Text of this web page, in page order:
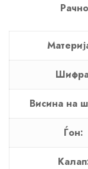
Висина на
Ѓон: